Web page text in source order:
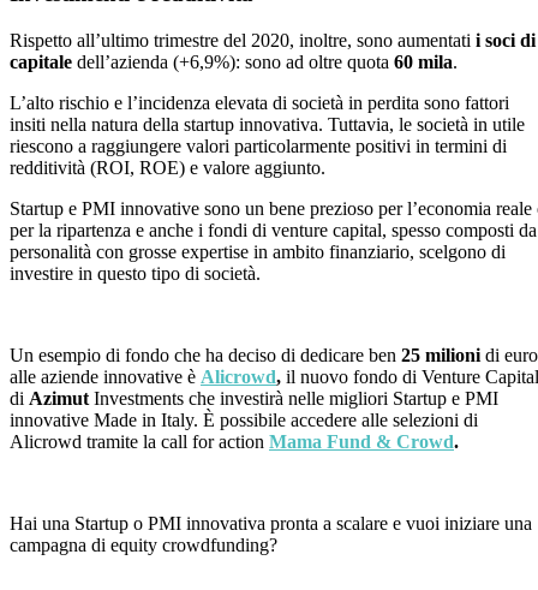
Rispetto all’ultimo trimestre del 2020, inoltre, sono aumentati i soci di
capitale dell’azienda (+6,9%): sono ad oltre quota 60 mila.
L’alto rischio e l’incidenza elevata di società in perdita sono fattori
insiti nella natura della startup innovativa. Tuttavia, le società in utile
riescono a raggiungere valori particolarmente positivi in termini di
redditività (ROI, ROE) e valore aggiunto.
Startup e PMI innovative sono un bene prezioso per l’economia reale
per la ripartenza e anche i fondi di venture capital, spesso composti da
personalità con grosse expertise in ambito finanziario, scelgono di
investire in questo tipo di società.
Un esempio di fondo che ha deciso di dedicare ben 25 milioni di euro
alle aziende innovative è Alicrowd, il nuovo fondo di Venture Capital
di Azimut Investments che investirà nelle migliori Startup e PMI
innovative Made in Italy. È possibile accedere alle selezioni di
Alicrowd tramite la call for action Mama Fund & Crowd.
Hai una Startup o PMI innovativa pronta a scalare e vuoi iniziare una
campagna di equity crowdfunding?